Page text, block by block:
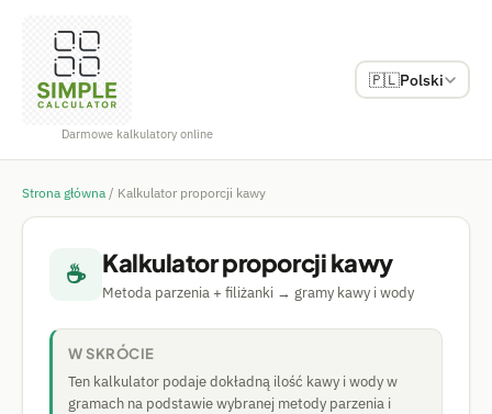
Darmowe kalkulatory online
🇵🇱Polski
Strona główna / Kalkulator proporcji kawy
☕ Kalkulator proporcji kawy
Metoda parzenia + filiżanki → gramy kawy i wody
W SKRÓCIE
Ten kalkulator podaje dokładną ilość kawy i wody w
gramach na podstawie wybranej metody parzenia i